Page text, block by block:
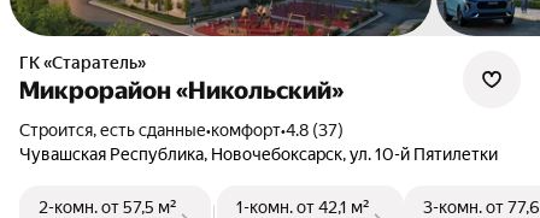
ГК «Старатель»
Микрорайон «Никольский»
Строится, есть сданные•комфорт•4.8 (37)
Чувашская Республика, Новочебоксарск, ул. 10-й Пятилетки
2-комн.от 57,5 м²
1-комн.от 42,1 м²
3-комн.от